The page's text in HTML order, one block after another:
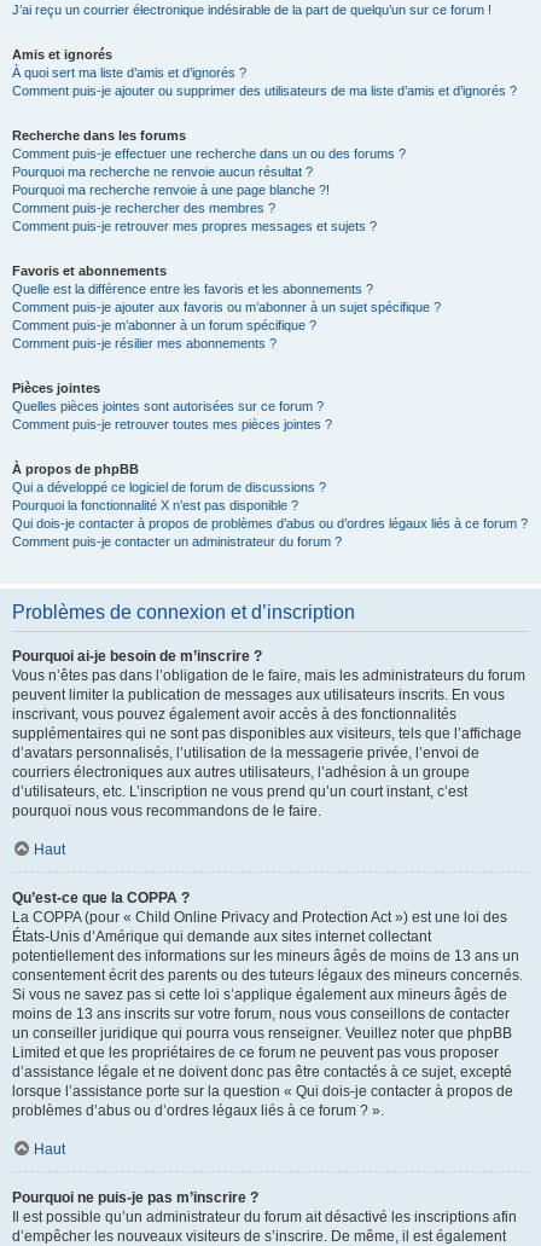
J’ai reçu un courrier électronique indésirable de la part de quelqu’un sur ce forum !
Amis et ignorés
À quoi sert ma liste d’amis et d’ignorés ?
Comment puis-je ajouter ou supprimer des utilisateurs de ma liste d’amis et d’ignorés ?
Recherche dans les forums
Comment puis-je effectuer une recherche dans un ou des forums ?
Pourquoi ma recherche ne renvoie aucun résultat ?
Pourquoi ma recherche renvoie à une page blanche ?!
Comment puis-je rechercher des membres ?
Comment puis-je retrouver mes propres messages et sujets ?
Favoris et abonnements
Quelle est la différence entre les favoris et les abonnements ?
Comment puis-je ajouter aux favoris ou m’abonner à un sujet spécifique ?
Comment puis-je m’abonner à un forum spécifique ?
Comment puis-je résilier mes abonnements ?
Pièces jointes
Quelles pièces jointes sont autorisées sur ce forum ?
Comment puis-je retrouver toutes mes pièces jointes ?
À propos de phpBB
Qui a développé ce logiciel de forum de discussions ?
Pourquoi la fonctionnalité X n’est pas disponible ?
Qui dois-je contacter à propos de problèmes d’abus ou d’ordres légaux liés à ce forum ?
Comment puis-je contacter un administrateur du forum ?
Problèmes de connexion et d’inscription
Pourquoi ai-je besoin de m’inscrire ?
Vous n’êtes pas dans l’obligation de le faire, mais les administrateurs du forum
peuvent limiter la publication de messages aux utilisateurs inscrits. En vous
inscrivant, vous pouvez également avoir accès à des fonctionnalités
supplémentaires qui ne sont pas disponibles aux visiteurs, tels que l’affichage
d’avatars personnalisés, l’utilisation de la messagerie privée, l’envoi de
courriers électroniques aux autres utilisateurs, l’adhésion à un groupe
d’utilisateurs, etc. L’inscription ne vous prend qu’un court instant, c’est
pourquoi nous vous recommandons de le faire.
Haut
Qu’est-ce que la COPPA ?
La COPPA (pour « Child Online Privacy and Protection Act ») est une loi des
États-Unis d’Amérique qui demande aux sites internet collectant
potentiellement des informations sur les mineurs âgés de moins de 13 ans un
consentement écrit des parents ou des tuteurs légaux des mineurs concernés.
Si vous ne savez pas si cette loi s’applique également aux mineurs âgés de
moins de 13 ans inscrits sur votre forum, nous vous conseillons de contacter
un conseiller juridique qui pourra vous renseigner. Veuillez noter que phpBB
Limited et que les propriétaires de ce forum ne peuvent pas vous proposer
d’assistance légale et ne doivent donc pas être contactés à ce sujet, excepté
lorsque l’assistance porte sur la question « Qui dois-je contacter à propos de
problèmes d’abus ou d’ordres légaux liés à ce forum ? ».
Haut
Pourquoi ne puis-je pas m’inscrire ?
Il est possible qu’un administrateur du forum ait désactivé les inscriptions afin
d’empêcher les nouveaux visiteurs de s’inscrire. De même, il est également